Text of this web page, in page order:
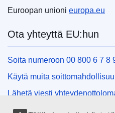
Euroopan unioni europa.eu
Ota yhteyttä EU:hun
Soita numeroon 00 800 6 7 8
Käytä muita
Lähetä viesti
Käy EU:n tiedotuspisteessä